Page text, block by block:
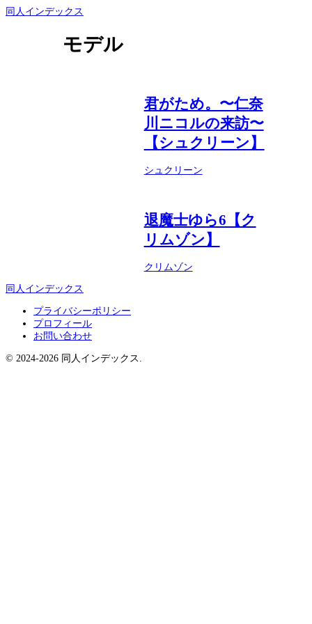
同人インデックス
モデル
君がため。〜仁奈
川ニコルの来訪〜
【シュクリーン】
シュクリーン
退魔士ゆら6【ク
リムゾン】
クリムゾン
同人インデックス
プライバシーポリシー
プロフィール
お問い合わせ
© 2024-2026 同人インデックス.